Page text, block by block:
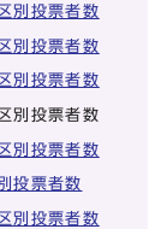
別投票者数
別投票者数
別投票者数
別投票者数
別投票者数
投票者数
別投票者数